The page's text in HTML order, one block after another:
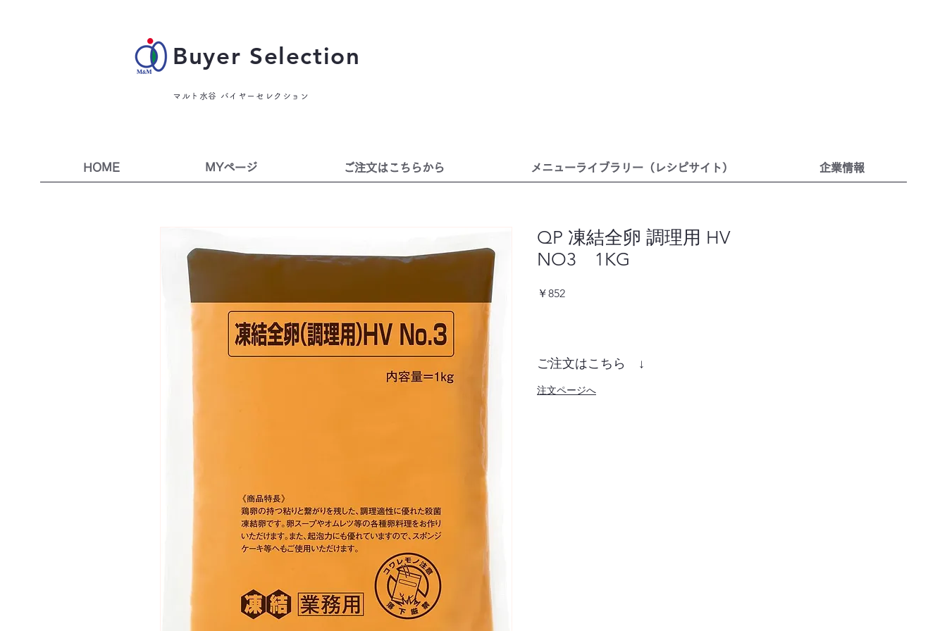
Buyer Selection
マルト水谷 バイヤーセレクション
HOME MYページ ご注文はこちらから メニューライブラリー（レシピサイト） 企業情報
QP 凍結全卵 調理用 HV
NO3 1KG
￥852価
ご注文はこちら ↓
注文ページへ